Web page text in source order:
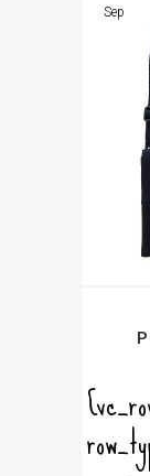
Sep